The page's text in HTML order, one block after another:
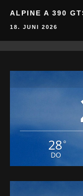
ALPINE A 390
18. JUNI 2026
28 °
DO